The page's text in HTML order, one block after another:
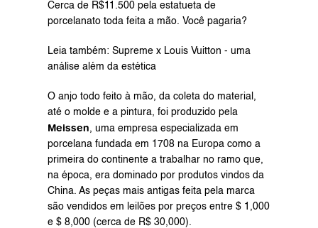
Cerca de R$11.500 pela estatueta de
porcelanato toda feita a mão. Você pagaria?
Leia também: Supreme x Louis Vuitton - uma
análise além da estética
O anjo todo feito à mão, da coleta do material,
até o molde e a pintura, foi produzido pela
Meissen, uma empresa especializada em
porcelana fundada em 1708 na Europa como a
primeira do continente a trabalhar no ramo que,
na época, era dominado por produtos vindos da
China. As peças mais antigas feita pela marca
são vendidos em leilões por preços entre $ 1,000
e $ 8,000 (cerca de R$ 30,000).